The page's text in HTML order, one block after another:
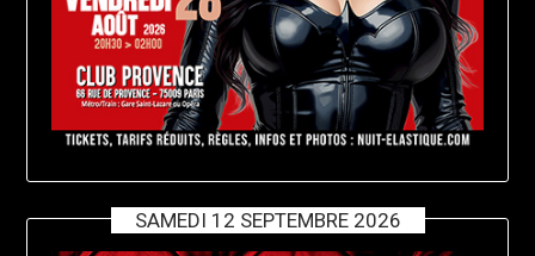
SAMEDI 12 SEPTEMBRE 2026